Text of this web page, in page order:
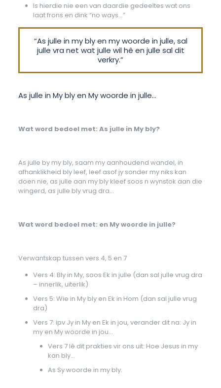
Is hierdie nie een van daardie gedeeltes wat ons
laat frons en dink “no ways…”
“As julle in my bly en my woorde in julle, sal
julle vra net wat julle wil hê en julle sal dit
verkry.”
As julle in My bly en My woorde in julle…
Wat word bedoel met: As julle in My bly?
As julle by my bly, saam my aanhoudend wandel, in
afhanklikheid bly leef, leef asof jy sonder my niks kan
doen nie, as julle aan my bly kleef soos n wynstok aan die
wingerd, as julle bly vrug dra…
Wat word bedoel met: en My woorde in julle?
Verwantskap tussen vers 4, 5 en 7
Vers 4: Bly in My, soos Ek in julle (dan sal julle vrug dra
– innerlik, uiterlik)
Vers 5: Wie in My bly en Ek in Hom (dan sal julle vrug
dra)
Vers 7: ipv Jy in My en Ek in jou, verander dit na: Jy in
my en My woorde in jou…
Vers 7 lê dit prakties vir ons uit: Hoe Jesus in my
kan bly…
As Sy woorde in my bly.